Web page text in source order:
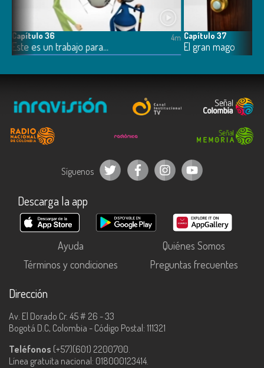
Capítulo 36
Este es un trabajo para…
4m Capítulo 37
El gran mago
Síguenos
Descarga la app
Ayuda
Quiénes Somos
Términos y condiciones
Preguntas frecuentes
Dirección
Av. El Dorado Cr. 45 # 26 - 33
Bogotá D.C, Colombia - Código Postal: 111321
Teléfonos (+57)(601) 2200700.
Línea gratuita nacional: 018000123414.